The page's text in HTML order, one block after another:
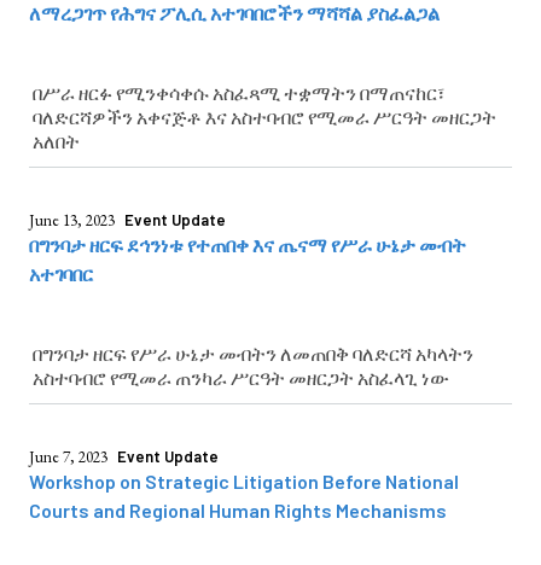
ለማረጋገጥ የሕግና ፖሊሲ አተገባበሮችን ማሻሻል ያስፈልጋል
በሥራ ዘርፉ የሚንቀሳቀሱ አስፈጻሚ ተቋማትን በማጠናከር፣
ባለድርሻዎችን አቀናጅቶ እና አስተባብሮ የሚመራ ሥርዓት መዘርጋት
አለበት
June 13, 2023 Event Update
በግንባታ ዘርፍ ደኅንነቱ የተጠበቀ እና ጤናማ የሥራ ሁኔታ መብት
አተገባበር
በግንባታ ዘርፍ የሥራ ሁኔታ መብትን ለመጠበቅ ባለድርሻ አካላትን
አስተባብሮ የሚመራ ጠንካራ ሥርዓት መዘርጋት አስፈላጊ ነው
June 7, 2023 Event Update
Workshop on Strategic Litigation Before National
Courts and Regional Human Rights Mechanisms